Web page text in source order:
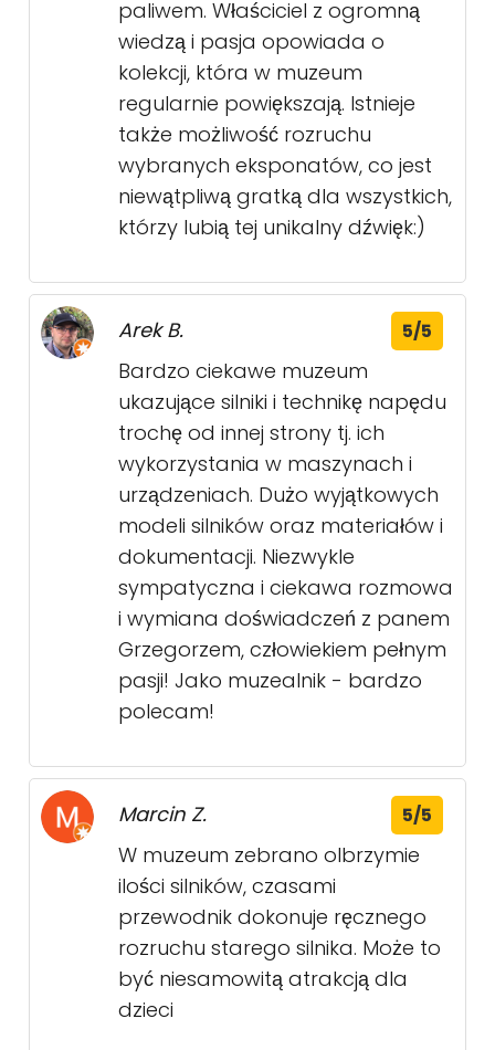
paliwem. Właściciel z ogromną
wiedzą i pasja opowiada o
kolekcji, która w muzeum
regularnie powiększają. Istnieje
także możliwość rozruchu
wybranych eksponatów, co jest
niewątpliwą gratką dla wszystkich,
którzy lubią tej unikalny dźwięk:)
Arek B. 5/5
Bardzo ciekawe muzeum
ukazujące silniki i technikę napędu
trochę od innej strony tj. ich
wykorzystania w maszynach i
urządzeniach. Dużo wyjątkowych
modeli silników oraz materiałów i
dokumentacji. Niezwykle
sympatyczna i ciekawa rozmowa
i wymiana doświadczeń z panem
Grzegorzem, człowiekiem pełnym
pasji! Jako muzealnik - bardzo
polecam!
Marcin Z. 5/5
W muzeum zebrano olbrzymie
ilości silników, czasami
przewodnik dokonuje ręcznego
rozruchu starego silnika. Może to
być niesamowitą atrakcją dla
dzieci